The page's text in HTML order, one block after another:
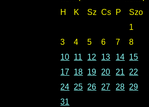
H K Sz Cs P Szo
1
3
4 5 6 7 8
10 11 12 13 14 15
17 18 19 20 21 22
24 25 26 27 28 29
31